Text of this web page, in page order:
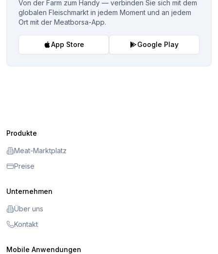
Von der Farm zum Handy — verbinden Sie sich mit dem
globalen Fleischmarkt in jedem Moment und an jedem
Ort mit der Meatborsa-App.
App Store Google Play
Produkte
Meat-Marktplatz
Preise
Unternehmen
Über uns
Kontakt
Mobile Anwendungen